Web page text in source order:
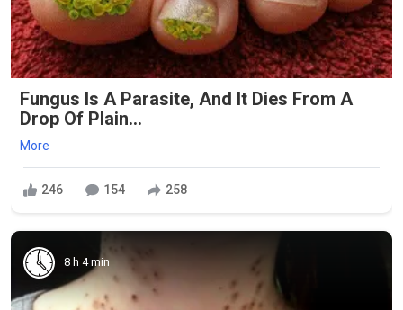
Fungus Is A Parasite, And It Dies From A
Drop Of Plain...
More
246 154 258
8 h 4 min